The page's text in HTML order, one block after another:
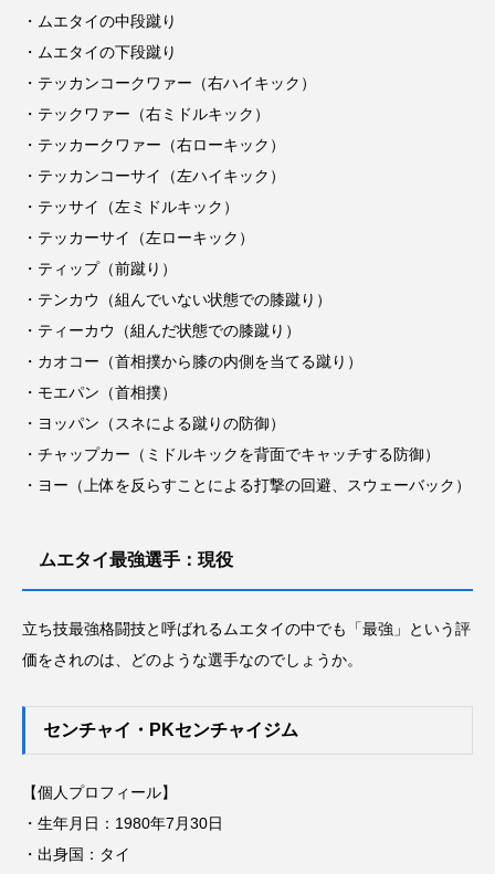
・ムエタイの中段蹴り
・ムエタイの下段蹴り
・テッカンコークワァー（右ハイキック）
・テックワァー（右ミドルキック）
・テッカークワァー（右ローキック）
・テッカンコーサイ（左ハイキック）
・テッサイ（左ミドルキック）
・テッカーサイ（左ローキック）
・ティップ（前蹴り）
・テンカウ（組んでいない状態での膝蹴り）
・ティーカウ（組んだ状態での膝蹴り）
・カオコー（首相撲から膝の内側を当てる蹴り）
・モエパン（首相撲）
・ヨッパン（スネによる蹴りの防御）
・チャップカー（ミドルキックを背面でキャッチする防御）
・ヨー（上体を反らすことによる打撃の回避、スウェーバック）
ムエタイ最強選手：現役
立ち技最強格闘技と呼ばれるムエタイの中でも「最強」という評
価をされのは、どのような選手なのでしょうか。
センチャイ・PKセンチャイジム
【個人プロフィール】
・生年月日：1980年7月30日
・出身国：タイ